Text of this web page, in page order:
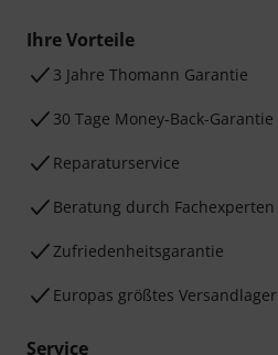
Ihre Vorteile
3 Jahre Thomann Garantie
30 Tage Money-Back-Garantie
Reparaturservice
Beratung durch Fachexperten
Zufriedenheitsgarantie
Europas größtes Versandlager
Service